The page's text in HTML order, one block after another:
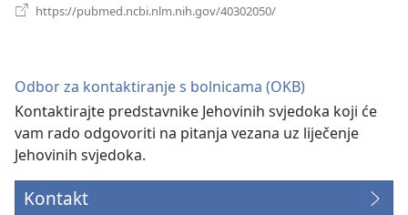
https://pubmed.ncbi.nlm.nih.gov/40302050/
Odbor za kontaktiranje s bolnicama (OKB)
Kontaktirajte predstavnike Jehovinih svjedoka koji će
vam rado odgovoriti na pitanja vezana uz liječenje
Jehovinih svjedoka.
Kontakt